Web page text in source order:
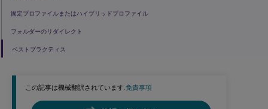
この記事は機械翻訳されています.免責事項
固定プロファイルまたはハイブリッドプロファイル
フォルダーのリダイレクト
ベストプラクティス